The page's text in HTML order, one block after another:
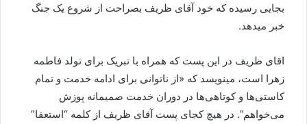
بجایی رسیده که خود آقای ظریف بصراحت از شروع یک جنگ
خبر میدهد.
اقای ظریف در این پست که همراه با تبریک برای تولد فاطمه
زهرا است، مینویسد که «از ناتوانی برای ادامه خدمت و تمام
کاستی‌ها و کوتاهی‌ها در دوران خدمت صمیمانه پوزش
می‌خواهم”. در هیچ کجای پست آقای ظریف از کلمه “استعفا”